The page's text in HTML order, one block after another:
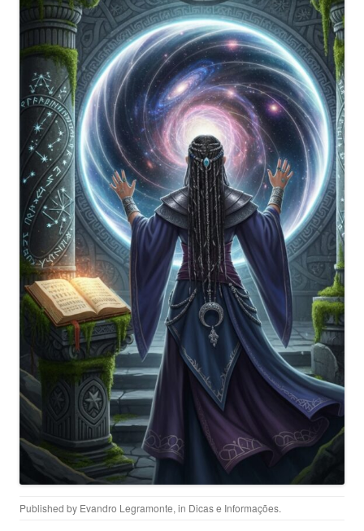
Published by Evandro Legramonte, in Dicas e Informações.